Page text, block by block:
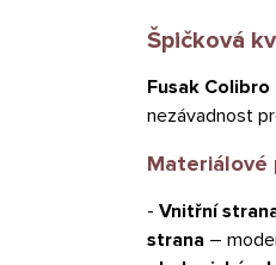
Špičková
Fusak Colibro
nezávadnost
Materiálové
- Vnitřní
strana –